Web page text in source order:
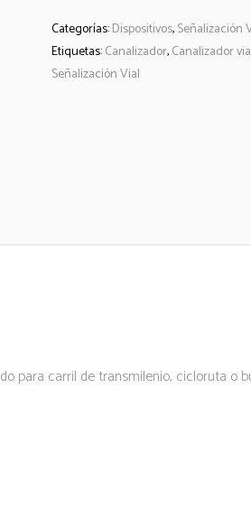
Categorías:Dispositivos,Señalización
Etiquetas:Canalizador,Canalizador
Señalización Vial
para carril de transmilenio, cicloruta o